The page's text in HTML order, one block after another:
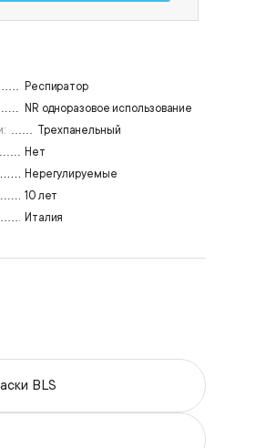
Респиратор
NR одноразовое использование
Трехпанельный
Нет
Нерегулируемые
10 лет
Италия
BLS